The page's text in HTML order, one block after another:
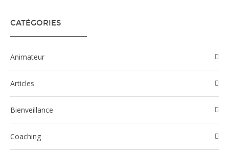
CATÉGORIES
Animateur
Articles
Bienveillance
Coaching